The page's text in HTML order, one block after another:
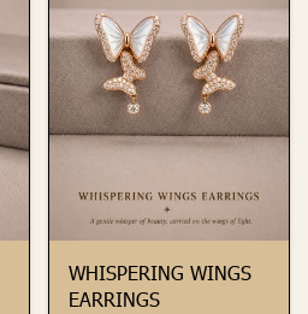
WHISPERING WINGS
EARRINGS